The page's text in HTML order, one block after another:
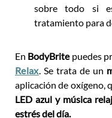
sobre todo si
tratamiento para
En BodyBritepuedes
Relax. Se trata de un
aplicación de oxígeno,
LED azul y música
estrés del día.